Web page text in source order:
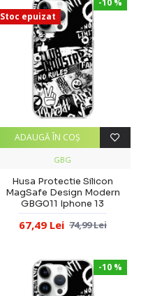
-10 %
Stoc epuizat
GBG
Husa Protectie Silicon
MagSafe Design Modern
GBG011 Iphone 13
67,49 Lei 74,99 Lei
ADAUGĂ ÎN COŞ
-10 %